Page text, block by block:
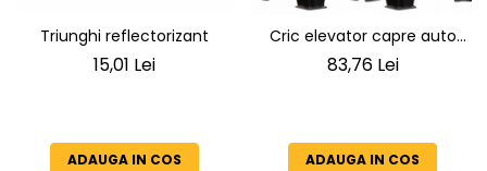
Triunghi reflectorizant
15,01 Lei
ADAUGA IN COS
Cric elevator capre auto
pentru sprijin 3 tone
83,76 Lei
ADAUGA IN COS